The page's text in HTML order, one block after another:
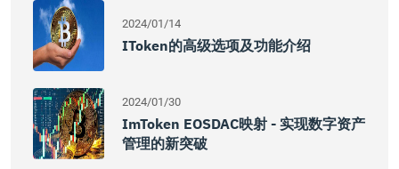
2024/01/14
IToken的高级选项及功能介绍
2024/01/30
ImToken EOSDAC映射 - 实现数字资产
管理的新突破